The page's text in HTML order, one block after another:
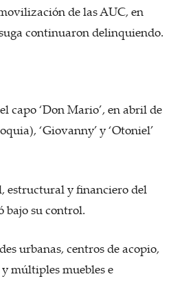
de las AUC, en
continuaron delinquiendo.
capo ‘Don Mario’, en abril de
‘Giovanny’ y ‘Otoniel’
estructural y financiero del
bajo su control.
urbanas, centros de acopio,
múltiples muebles e